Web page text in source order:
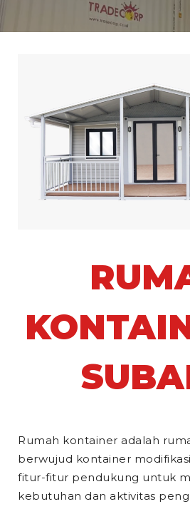
Rumah kontainer adalah
berwujud kontainer
fitur-fitur pendukung untuk
kebutuhan dan aktivitas